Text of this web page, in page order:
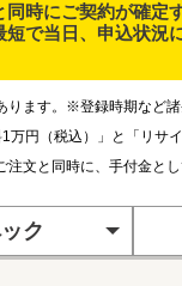
時にご契約が確定
で当日、申込状況
ます。※登録時期など
円（税込）」と「リサ
文と同時に、手付金と
ク